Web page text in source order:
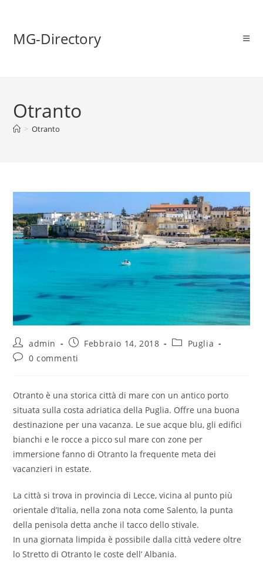
MG-Directory
Otranto
> Otranto
admin Febbraio 14, 2018
Puglia
0 commenti
Otranto è una storica città di mare con un antico porto
situata sulla costa adriatica della Puglia. Offre una buona
destinazione per una vacanza. Le sue acque blu, gli edifici
bianchi e le rocce a picco sul mare con zone per
immersione fanno di Otranto la frequente meta dei
vacanzieri in estate.
La città si trova in provincia di Lecce, vicina al punto più
orientale d’Italia, nella zona nota come Salento, la punta
della penisola detta anche il tacco dello stivale.
In una giornata limpida è possibile dalla città vedere oltre
lo Stretto di Otranto le coste dell’ Albania.